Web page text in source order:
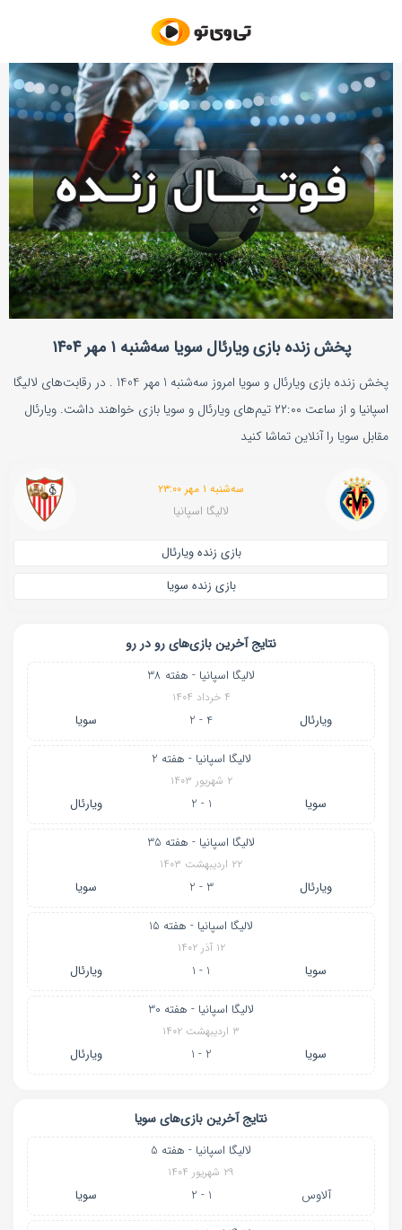
پخش زنده بازی ویارئال سویا سه‌شنبه ۱ مهر ۱۴۰۴
پخش زنده بازی ویارئال و سویا امروز سه‌شنبه 1 مهر 1404 . در رقابت‌های لالیگا
اسپانیا و از ساعت ۲۲:۰۰ تیم‌های ویارئال و سویا بازی خواهند داشت. ویارئال
مقابل سویا را آنلاین تماشا کنید
سه‌شنبه ۱ مهر ۲۳:۰۰
لالیگا اسپانیا
بازی زنده ویارئال
بازی زنده سویا
نتایج آخرین بازی‌های رو در رو
لالیگا اسپانیا - هفته 38
۴ خرداد ۱۴۰۴
ویارئال 4 - 2 سویا
لالیگا اسپانیا - هفته 2
۲ شهریور ۱۴۰۳
سویا 1 - 2 ویارئال
لالیگا اسپانیا - هفته 35
۲۲ اردیبهشت ۱۴۰۳
ویارئال 3 - 2 سویا
لالیگا اسپانیا - هفته 15
۱۲ آذر ۱۴۰۲
سویا 1 - 1 ویارئال
لالیگا اسپانیا - هفته 30
۳ اردیبهشت ۱۴۰۲
سویا 2 - 1 ویارئال
نتایج آخرین بازی‌های سویا
لالیگا اسپانیا - هفته 5
۲۹ شهریور ۱۴۰۴
آلاوس 1 - 2 سویا